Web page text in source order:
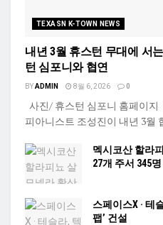
TEXASN K-TOWN NEWS
내년 3월 휴스턴 무대에 서
턴 심포니와 협연
BYADMIN 8월 6, 2026 0
사진/ 휴스턴 심포니 홈페이
피아니스트 조성진이 내년 3월
멕시코산 할라
27개 주서 345
스페이스X · 테
팹’ 건설